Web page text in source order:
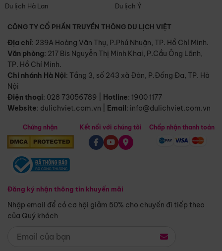
Du lịch Hà Lan
Du lịch Ý
CÔNG TY CỔ PHẦN TRUYỀN THÔNG DU LỊCH VIỆT
Địa chỉ: 239A Hoàng Văn Thụ, P.Phú Nhuận, TP. Hồ Chí Minh.
Văn phòng: 217 Bis Nguyễn Thị Minh Khai, P.Cầu Ông Lãnh,
TP. Hồ Chí Minh.
Chi nhánh Hà Nội: Tầng 3, số 243 xã Đàn, P.Đống Đa, TP. Hà
Nội
Điện thoại: 028 73056789 Hotline: 1900 1177
Website: dulichviet.com.vn Email: info@dulichviet.com.vn
Chứng nhận
Đăng ký nhận thông tin khuyến mãi
Nhập email để có cơ hội giảm 50% cho chuyến đi tiếp theo
của Quý khách
Kết nối với chúng tôi Chấp nhận thanh toán